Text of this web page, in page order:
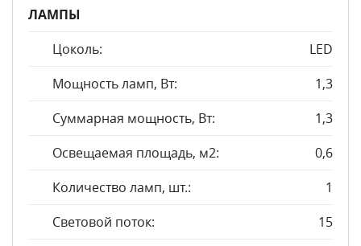
ЛАМПЫ
Цоколь:
LED
Мощность ламп, Вт:
1,3
Суммарная мощность, Вт:
1,3
Освещаемая площадь, м2:
0,6
Количество ламп, шт.:
1
Световой поток:
15